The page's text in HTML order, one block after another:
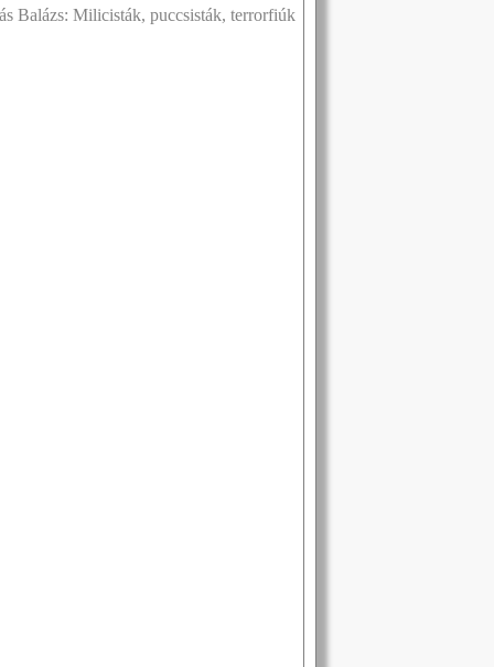
Balázs: Milicisták, puccsisták, terrorfiúk